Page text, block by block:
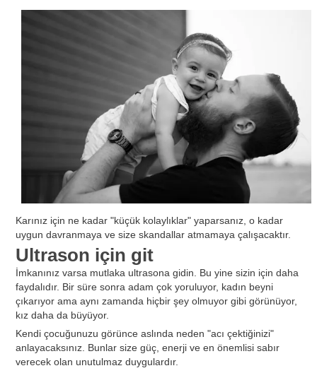
Karınız için ne kadar "küçük kolaylıklar" yaparsanız, o kadar
uygun davranmaya ve size skandallar atmamaya çalışacaktır.
Ultrason için git
İmkanınız varsa mutlaka ultrasona gidin. Bu yine sizin için daha
faydalıdır. Bir süre sonra adam çok yoruluyor, kadın beyni
çıkarıyor ama aynı zamanda hiçbir şey olmuyor gibi görünüyor,
kız daha da büyüyor.
Kendi çocuğunuzu görünce aslında neden "acı çektiğinizi"
anlayacaksınız. Bunlar size güç, enerji ve en önemlisi sabır
verecek olan unutulmaz duygulardır.